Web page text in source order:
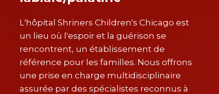
L'hôpital Shriners Children's Chicago est
un lieu où l'espoir et la guérison se
rencontrent, un établissement de
référence pour les familles. Nous offrons
une prise en charge multidisciplinaire
assurée par des spécialistes reconnus à